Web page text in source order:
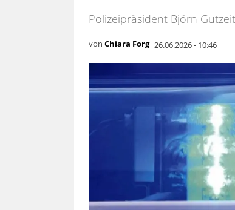
Polizeipräsident Björn
von Chiara Forg 26.06.2026 - 10:46